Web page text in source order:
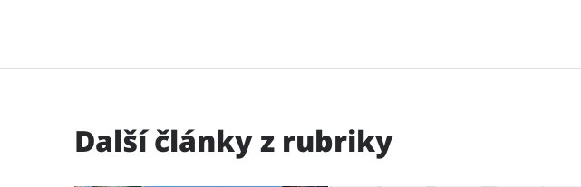
Další články z rubriky